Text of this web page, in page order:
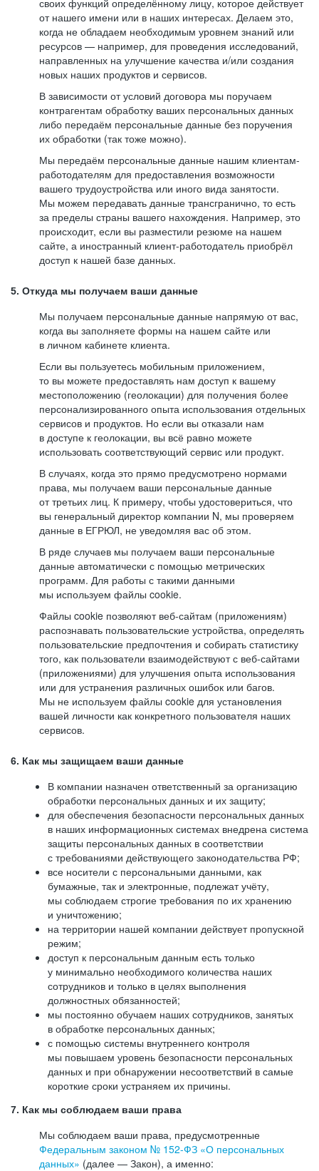
своих функций определённому лицу, которое действует
от нашего имени или в наших интересах. Делаем это,
когда не обладаем необходимым уровнем знаний или
ресурсов — например, для проведения исследований,
направленных на улучшение качества и/или создания
новых наших продуктов и сервисов.
В зависимости от условий договора мы поручаем
контрагентам обработку ваших персональных данных
либо передаём персональные данные без поручения
их обработки (так тоже можно).
Мы передаём персональные данные нашим клиентам-
работодателям для предоставления возможности
вашего трудоустройства или иного вида занятости.
Мы можем передавать данные трансгранично, то есть
за пределы страны вашего нахождения. Например, это
происходит, если вы разместили резюме на нашем
сайте, а иностранный клиент-работодатель приобрёл
доступ к нашей базе данных.
5. Откуда мы получаем ваши данные
Мы получаем персональные данные напрямую от вас,
когда вы заполняете формы на нашем сайте или
в личном кабинете клиента.
Если вы пользуетесь мобильным приложением,
то вы можете предоставлять нам доступ к вашему
местоположению (геолокации) для получения более
персонализированного опыта использования отдельных
сервисов и продуктов. Но если вы отказали нам
в доступе к геолокации, вы всё равно можете
использовать соответствующий сервис или продукт.
В случаях, когда это прямо предусмотрено нормами
права, мы получаем ваши персональные данные
от третьих лиц. К примеру, чтобы удостовериться, что
вы генеральный директор компании N, мы проверяем
данные в ЕГРЮЛ, не уведомляя вас об этом.
В ряде случаев мы получаем ваши персональные
данные автоматически с помощью метрических
программ. Для работы с такими данными
мы используем файлы cookie.
Файлы cookie позволяют веб-сайтам (приложениям)
распознавать пользовательские устройства, определять
пользовательские предпочтения и собирать статистику
того, как пользователи взаимодействуют с веб-сайтами
(приложениями) для улучшения опыта использования
или для устранения различных ошибок или багов.
Мы не используем файлы cookie для установления
вашей личности как конкретного пользователя наших
сервисов.
6. Как мы защищаем ваши данные
В компании назначен ответственный за организацию
обработки персональных данных и их защиту;
для обеспечения безопасности персональных данных
в наших информационных системах внедрена система
защиты персональных данных в соответствии
с требованиями действующего законодательства РФ;
все носители с персональными данными, как
бумажные, так и электронные, подлежат учёту,
мы соблюдаем строгие требования по их хранению
и уничтожению;
на территории нашей компании действует пропускной
режим;
доступ к персональным данным есть только
у минимально необходимого количества наших
сотрудников и только в целях выполнения
должностных обязанностей;
мы постоянно обучаем наших сотрудников, занятых
в обработке персональных данных;
с помощью системы внутреннего контроля
мы повышаем уровень безопасности персональных
данных и при обнаружении несоответствий в самые
короткие сроки устраняем их причины.
7. Как мы соблюдаем ваши права
Мы соблюдаем ваши права, предусмотренные
Федеральным законом № 152-ФЗ «О персональных
данных» (далее — Закон), а именно: